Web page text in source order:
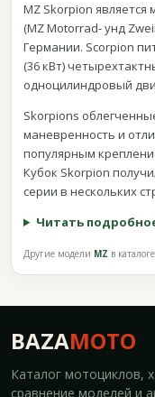
MZ Skorpion является
(MZ Motorrad- унд
Германии. Scorpion
(36 кВт)
одноцилиндровый
Skorpions
маневренность и
популярным
Кубок Skorpion
серии в нескольких
Читать
Другие модели MZ в каталоге
BAZAMOTO
Каталог мотоциклов,
сравнение моделей и